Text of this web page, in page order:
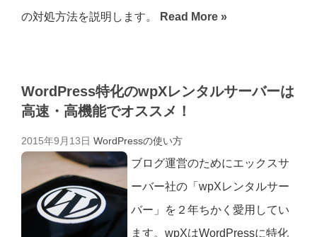
の対処方法を説明します。
Read More »
WordPress特化のwpXレンタルサーバーは
高速・高機能でオススメ！
2015年9月13日 WordPressの使い方
ブログ運営のためにエックスサ
ーバー社の「wpXレンタルサー
バー」を２年ちかく愛用してい
ます。wpXはWordPressに特化